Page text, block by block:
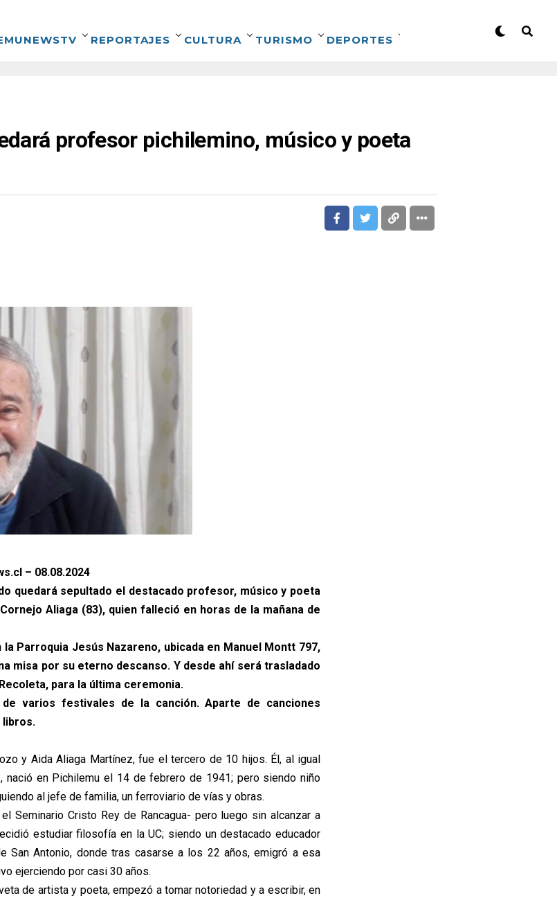
REPORTAJES CULTURA TURISMO DEPORTES
profesor pichilemino, músico y poeta
– 08.08.2024
quedará sepultado el destacado profesor, músico y poeta
Aliaga (83), quien falleció en horas de la mañana de
la Parroquia Jesús Nazareno, ubicada en Manuel Montt 797,
misa por su eterno descanso. Y desde ahí será trasladado
para la última ceremonia.
varios festivales de la canción. Aparte de canciones
libros.
y Aida Aliaga Martínez, fue el tercero de 10 hijos. Él, al igual
nació en Pichilemu el 14 de febrero de 1941; pero siendo niño
al jefe de familia, un ferroviario de vías y obras.
Seminario Cristo Rey de Rancagua- pero luego sin alcanzar a
estudiar filosofía en la UC; siendo un destacado educador
San Antonio, donde tras casarse a los 22 años, emigró a esa
ejerciendo por casi 30 años.
de artista y poeta, empezó a tomar notoriedad y a escribir, en